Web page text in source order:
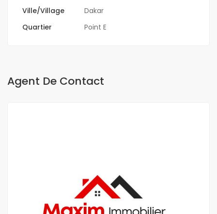
Ville/Village
Dakar
Quartier
Point E
Agent De Contact